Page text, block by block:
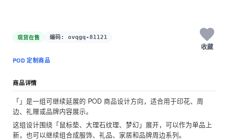
现货在售 编码: ovqgq-81121
收藏
POD 定制商品
商品详情
「」是一组可继续延展的 POD 商品设计方向，适合用于印花、周
边、礼赠或品牌内容展示。
这组设计围绕「鼠标垫、大理石纹理、梦幻」展开，可以作为单品上
新，也可以继续组合成服饰、礼品、家居和品牌周边系列。